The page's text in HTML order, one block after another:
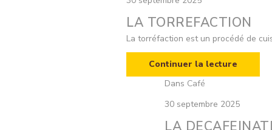
LA TORREFACTION
La torréfaction est un procédé de
Continuer la lecture
Dans Café
30 septembre 2025
LA